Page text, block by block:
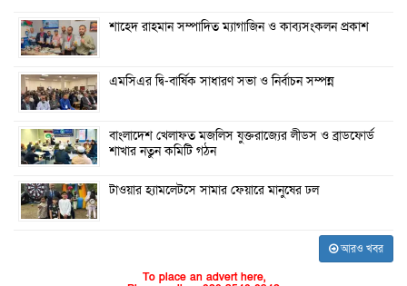
শাহেদ রাহমান সম্পাদিত ম্যাগাজিন ও কাব্যসংকলন প্রকাশ
এমসিএর দ্বি-বার্ষিক সাধারণ সভা ও নির্বাচন সম্পন্ন
বাংলাদেশ খেলাফত মজলিস যুক্তরাজ্যের লীডস ও ব্রাডফোর্ড
শাখার নতুন কমিটি গঠন
টাওয়ার হ্যামলেটসে সামার ফেয়ারে মানুষের ঢল
আরও খবর
To place an advert here,